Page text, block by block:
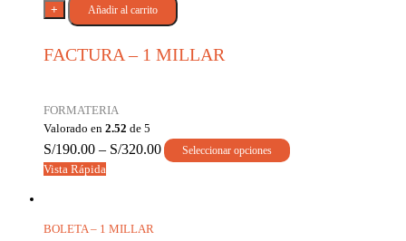
+
Añadir al carrito
FACTURA – 1 MILLAR
FORMATERIA
Valorado en 2.52 de 5
S/190.00 – S/320.00 Seleccionar opciones
Vista Rápida
BOLETA – 1 MILLAR